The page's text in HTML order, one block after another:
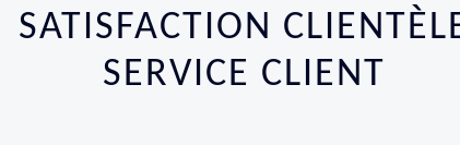
SATISFACTION
SERVICE CLIENT